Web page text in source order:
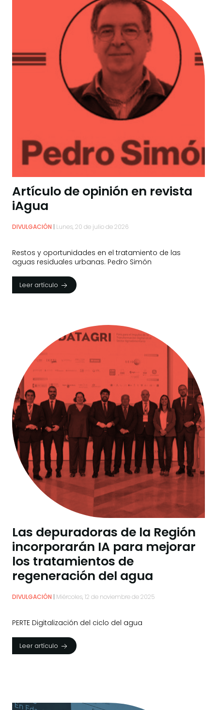
Artículo de opinión en revista
iAgua
DIVULGACIÓN Lunes, 20 de julio de 2026
Restos y oportunidades en el tratamiento de las
aguas residuales urbanas. Pedro Simón
Leer artículo
Las depuradoras de la Región
incorporarán IA para mejorar
los tratamientos de
regeneración del agua
DIVULGACIÓN Miércoles, 12 de noviembre de 2025
PERTE Digitalización del ciclo del agua
Leer artículo